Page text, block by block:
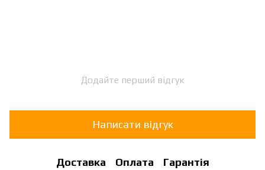
Додайте перший відгук
Написати відгук
Доставка Оплата Гарантія